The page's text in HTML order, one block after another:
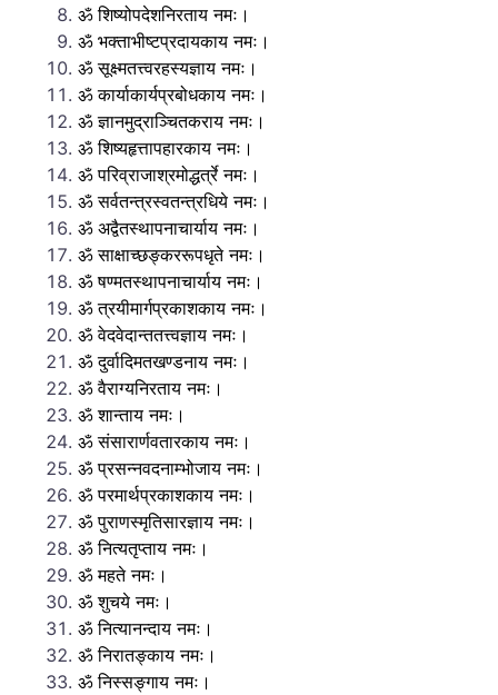
ॐ शिष्योपदेशनिरताय नमः।
ॐ भक्ताभीष्टप्रदायकाय नमः।
ॐ सूक्ष्मतत्त्वरहस्यज्ञाय नमः।
ॐ कार्याकार्यप्रबोधकाय नमः।
ॐ ज्ञानमुद्राञ्चितकराय नमः।
ॐ शिष्यहृत्तापहारकाय नमः।
ॐ परिव्राजाश्रमोद्धर्त्रे नमः।
ॐ सर्वतन्त्रस्वतन्त्रधिये नमः।
ॐ अद्वैतस्थापनाचार्याय नमः।
ॐ साक्षाच्छङ्कररूपधृते नमः।
ॐ षण्मतस्थापनाचार्याय नमः।
ॐ त्रयीमार्गप्रकाशकाय नमः।
ॐ वेदवेदान्ततत्त्वज्ञाय नमः।
ॐ दुर्वादिमतखण्डनाय नमः।
ॐ वैराग्यनिरताय नमः।
ॐ शान्ताय नमः।
ॐ संसारार्णवतारकाय नमः।
ॐ प्रसन्नवदनाम्भोजाय नमः।
ॐ परमार्थप्रकाशकाय नमः।
ॐ पुराणस्मृतिसारज्ञाय नमः।
ॐ नित्यतृप्ताय नमः।
ॐ महते नमः।
ॐ शुचये नमः।
ॐ नित्यानन्दाय नमः।
ॐ निरातङ्काय नमः।
ॐ निस्सङ्गाय नमः।